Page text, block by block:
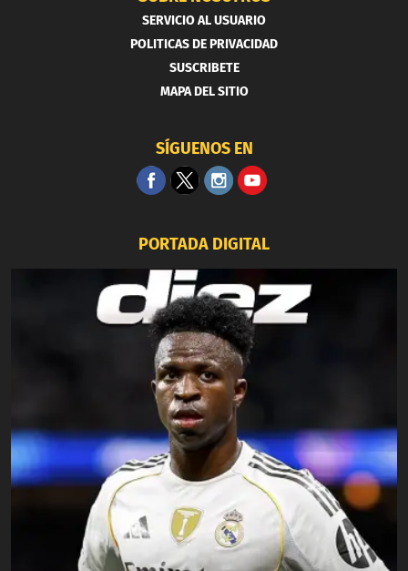
SERVICIO AL USUARIO
POLITICAS DE PRIVACIDAD
SUSCRIBETE
MAPA DEL SITIO
SÍGUENOS EN
PORTADA DIGITAL